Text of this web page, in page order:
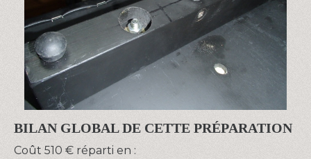
BILAN GLOBAL DE CETTE PRÉPARATION
Coût 510 € réparti en :